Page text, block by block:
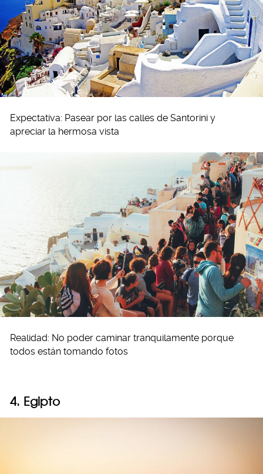
Expectativa: Pasear por las calles de Santorini y
apreciar la hermosa vista
Realidad: No poder caminar tranquilamente porque
todos están tomando fotos
4. Egipto